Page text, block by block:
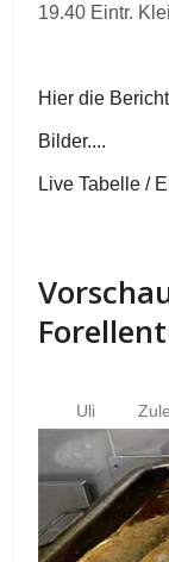
19.40 Eintr.
Hier die
Bilder....
Live Tabelle /
Uli